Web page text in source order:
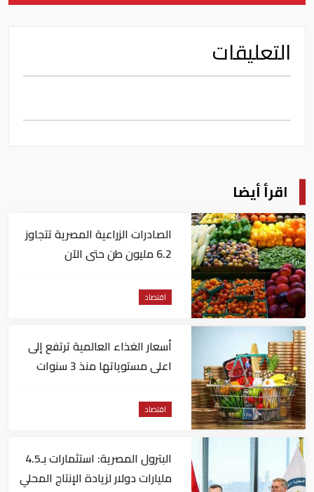
التعليقات
اقرأ أيضا
الصادرات الزراعية المصرية تتجاوز
6.2 مليون طن حتى الآن
اقتصاد
أسعار الغذاء العالمية ترتفع إلى
اعلى مستوياتها منذ 3 سنوات
اقتصاد
البترول المصرية: استثمارات بـ4.5
مليارات دولار لزيادة الإنتاج المحلي